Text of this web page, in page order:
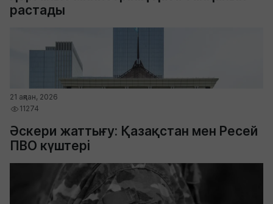
растады
21 ақпан, 2026
11274
Әскери жаттығу: Қазақстан мен Ресей
ПВО күштері